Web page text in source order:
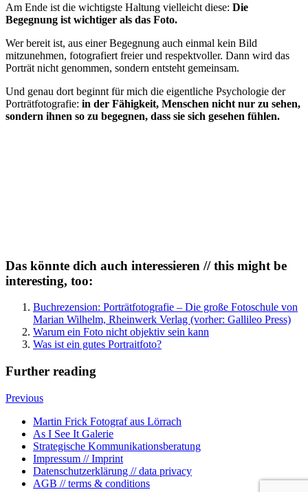
Am Ende ist die wichtigste Haltung vielleicht diese: Die
Begegnung ist wichtiger als das Foto.
Wer bereit ist, aus einer Begegnung auch einmal kein Bild
mitzunehmen, fotografiert freier und respektvoller. Dann wird das
Porträt nicht genommen, sondern entsteht gemeinsam.
Und genau dort beginnt für mich die eigentliche Psychologie der
Porträtfotografie: in der Fähigkeit, Menschen nicht nur zu sehen,
sondern ihnen so zu begegnen, dass sie sich gesehen fühlen.
Das könnte dich auch interessieren // this might be
interesting, too:
Buchrezension: Porträtfotografie – Die große Fotoschule von
Marian Wilhelm, Rheinwerk Verlag (vorher: Gallileo Press)
Warum ein Foto nicht objektiv sein kann
Was ist ein gutes Portraitfoto?
Further reading
Previous
Martin Frick Fotograf aus Lörrach
As I See It Galerie
Strategische Kommunikationsberatung
Impressum // Imprint
Datenschutzerklärung // data privacy
AGB // terms & conditions